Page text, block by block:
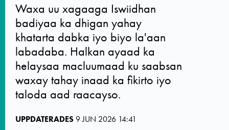
Waxa uu xagaaga Iswiidhan
badiyaa ka dhigan yahay
khatarta dabka iyo biyo la'aan
labadaba. Halkan ayaad ka
helaysaa macluumaad ku saabsan
waxay tahay inaad ka fikirto iyo
taloda aad raacayso.
UPPDATERADES9 JUN 2026 14:41